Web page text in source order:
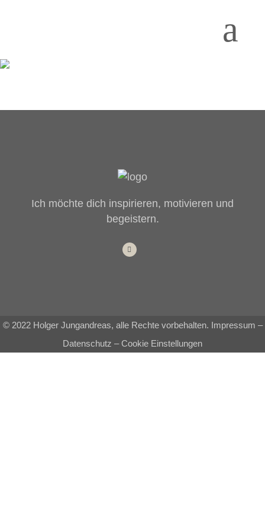
Ich möchte dich inspirieren, motivieren und
begeistern.
© 2022 Holger Jungandreas, alle Rechte vorbehalten. Impressum –
Datenschutz –Cookie Einstellungen